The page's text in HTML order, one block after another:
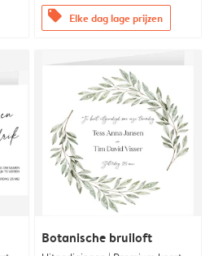
offers Elke dag lage prijzen
Botanische bruiloft